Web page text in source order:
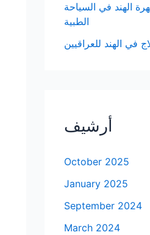
الهند في السياحة
الطبية
في الهند للعراقيين
أرشيف
October 2025
January 2025
September 2024
March 2024